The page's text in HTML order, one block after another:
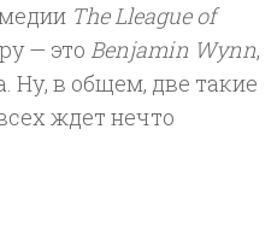
The Lleague of
— это Benjamin Wynn,
Ну, в общем, две такие
ждет нечто